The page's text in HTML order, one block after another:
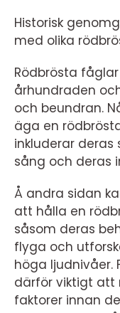
Historisk
med olika
Rödbrösta
århundraden
och beundran.
äga en
inkluderar deras
sång och deras
Å andra sidan
att hålla en
såsom deras
flyga och
höga ljudnivåer.
därför viktigt att
faktorer innan